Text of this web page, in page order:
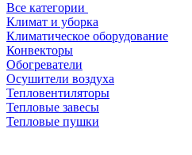
Все категории
Климат и уборка
Климатическое оборудование
Конвекторы
Обогреватели
Осушители воздуха
Тепловентиляторы
Тепловые завесы
Тепловые пушки